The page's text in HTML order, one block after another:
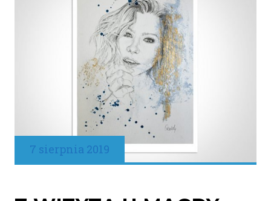
7 sierpnia 2019